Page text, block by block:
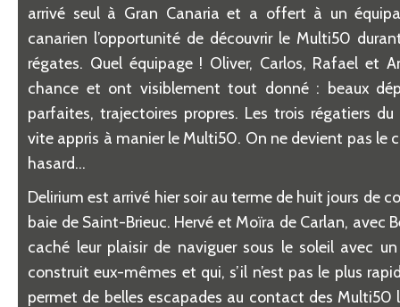
arrivé seul à Gran Canaria et a offert à un é
canarien l’opportunité de découvrir le Multi50
régates. Quel équipage ! Oliver, Carlos, Rafael et
chance et ont visiblement tout donné : beaux dé
parfaites, trajectoires propres. Les trois régatiers
vite appris à manier le Multi50. On ne devient pas le
hasard…
Delirium est arrivé hier soir au terme de huit jours de
baie de Saint-Brieuc. Hervé et Moïra de Carlan, avec
caché leur plaisir de naviguer sous le soleil avec
construit eux-mêmes et qui, s’il n’est pas le plus
permet de belles escapades au contact des Multi50